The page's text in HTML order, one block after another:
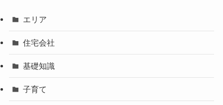
エリア
住宅会社
基礎知識
子育て